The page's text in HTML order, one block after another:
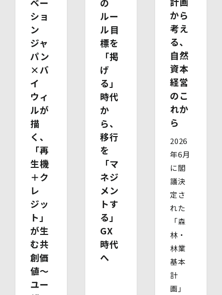
保険証、住民票、年金手帳等）
・ 代理人であることを確認する書類
【代理人様が未成年者の法定代理人の場合】
・ 代理人様ご本人の本人確認書類の写し
・ いずれかの写し（戸籍謄本、住民票（続柄の記載され
たもの）、その他法定代理権の確認ができる公的書類）
【代理人様が成年被後見人の法定代理人の場合】
・ 代理人様ご本人の本人確認書類の写し
・ いずれかの写し（成年被後見人であることを証明する
登記事項証明書、その他法定代理権の確認ができる公的書
類）
【委任による代理人様の場合】
・ 委任状
・ ご本人の印鑑証明書（3ヶ月以内に発行されたもの）
・ 委任を受けたご本人の本人確認書類の写し
(3)開示等のご請求の手数料及び徴収方法
1回のお求めにつき1,000円（紙面でのご請求の場合は、
お送りいただく請求書等に郵便為替を同封していただきま
す。その他の方法でご請求いただく場合は、ご請求時にご
相談させていただきます。）
(4)開示等の請求及びお問い合わせ窓口
個人情報保護管理者
株式会社バイウィル 管理部長
・住所：東京都中央区銀座7丁目3番5号 ヒューリック銀座
7丁目ビル 4階
・連絡先：info@bywill.co.jp
【個人情報を与えることの任意性及び当該情報を与えな
かった場合に生じる結果】
ベー
ショ
ン
ジャ
パン
×バ
イ
ウィ
ルが
描
く、
「再
生機
＋ク
レ
ジッ
ト」
が生
む共
創価
値～
ユー
の
ルー
ル――目
標を
「掲
げ
る」
時代
か
ら、
移行
を
「マ
ネジ
メン
トす
る」
GX
時代
へ
から
考え
る、
自然
資本
経営
のこ
れか
ら
2026
年6月
に閣
議決
定さ
れた
「森
林・
林業
基本
計
画」